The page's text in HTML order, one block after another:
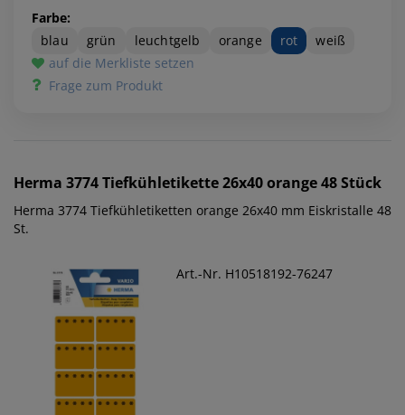
Farbe:
blau
grün leuchtgelb orange rot
weiß
auf die Merkliste setzen
Frage zum Produkt
Herma 3774 Tiefkühletikette 26x40 orange 48 Stück
Herma 3774 Tiefkühletiketten orange 26x40 mm Eiskristalle 48
St.
Art.-Nr. H10518192-76247